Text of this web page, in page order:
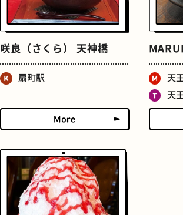
ストリートアート
咲良（さくら） 天神橋
扇町駅
天
天